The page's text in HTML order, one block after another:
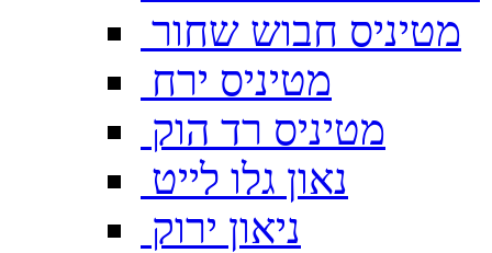
מטיניס חבוש שחור
מטיניס ירח
מטיניס רד הוק
נאון גלו לייט
ניאון ירוק